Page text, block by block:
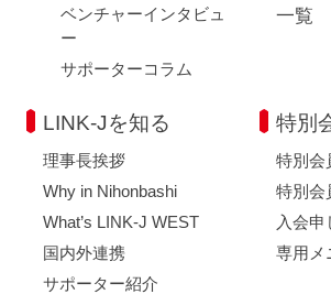
ベンチャーインタビュ
ー
サポーターコラム
一覧
LINK-Jを知る
理事長挨拶
Why in Nihonbashi
What’s LINK-J WEST
国内外連携
サポーター紹介
特別
特別会
特別会
入会申
専用メ